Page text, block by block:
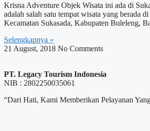
Krisna Adventure Objek Wisata ini ada di
adalah salah satu tempat wisata yang berada
Kecamatan Sukasada, Kabupaten Buleleng,
Selengkapnya »
21 August, 2018 No Comments
PT. Legacy Tourism Indonesia
NIB : 2802250035061
“Dari Hati, Kami Memberikan Pelayanan